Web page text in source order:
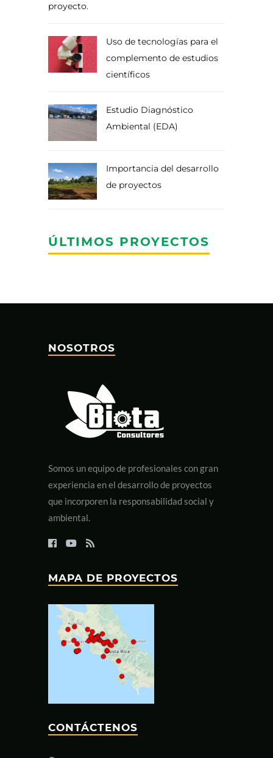
proyecto.
Uso de tecnologías para el
complemento de estudios
científicos
Estudio Diagnóstico
Ambiental (EDA)
Importancia del desarrollo
de proyectos
ÚLTIMOS PROYECTOS
NOSOTROS
Somos un equipo de profesionales con gran
experiencia en el desarrollo de proyectos
que incorporen la responsabilidad social y
ambiental.
MAPA DE PROYECTOS
CONTÁCTENOS